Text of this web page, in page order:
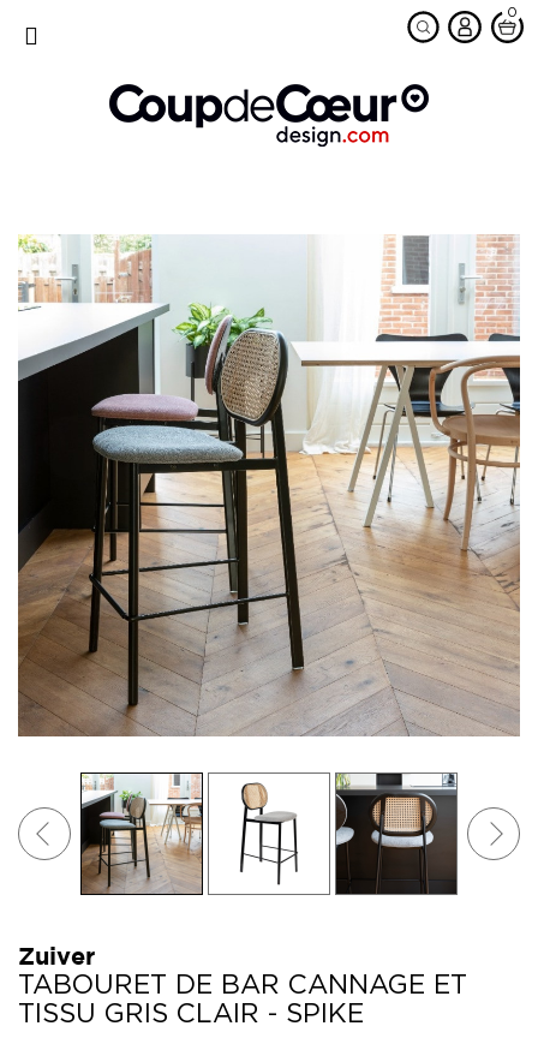
0
Zuiver
TABOURET DE BAR CANNAGE ET
TISSU GRIS CLAIR - SPIKE